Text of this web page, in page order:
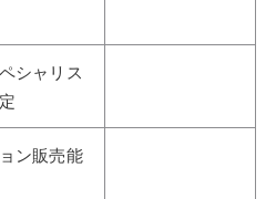
シャリス
ン販売能